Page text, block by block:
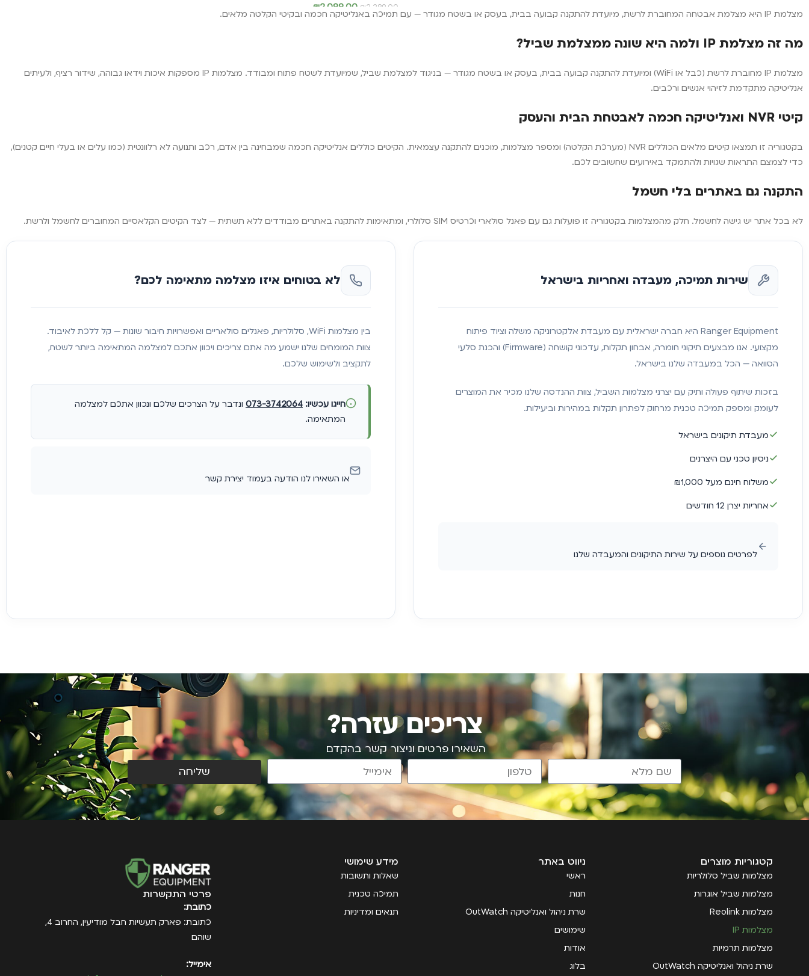
₪2,289.00
₪2,099.00
מצלמת IP היא מצלמת אבטחה המחוברת לרשת, מיועדת להתקנה קבועה בבית, בעסק או בשטח מגודר — עם תמיכה באנליטיקה חכמה ובקיטי הקלטה מלאים.
מה זה מצלמת IP ולמה היא שונה ממצלמת שביל?
מצלמת IP מחוברת לרשת (כבל או WiFi) ומיועדת להתקנה קבועה בבית, בעסק או בשטח מגודר — בניגוד למצלמת שביל, שמיועדת לשטח פתוח ומבודד. מצלמות IP מספקות איכות וידאו גבוהה, שידור רציף, ולעיתים
אנליטיקה מתקדמת לזיהוי אנשים ורכבים.
קיטי NVR ואנליטיקה חכמה לאבטחת הבית והעסק
בקטגוריה זו תמצאו קיטים מלאים הכוללים NVR (מערכת הקלטה) ומספר מצלמות, מוכנים להתקנה עצמאית. הקיטים כוללים אנליטיקה חכמה שמבחינה בין אדם, רכב ותנועה לא רלוונטית (כמו עלים או בעלי חיים קטנים),
כדי לצמצם התראות שגויות ולהתמקד באירועים שחשובים לכם.
התקנה גם באתרים בלי חשמל
לא בכל אתר יש גישה לחשמל. חלק מהמצלמות בקטגוריה זו פועלות גם עם פאנל סולארי וכרטיס SIM סלולרי, ומתאימות להתקנה באתרים מבודדים ללא תשתית — לצד הקיטים הקלאסיים המחוברים לחשמל ולרשת.
שירות תמיכה, מעבדה ואחריות בישראל
Ranger Equipment היא חברה ישראלית עם מעבדת אלקטרוניקה משלה וציוד פיתוח
מקצועי. אנו מבצעים תיקוני חומרה, אבחון תקלות, עדכוני קושחה (Firmware) והכנת סלעי
הסוואה — הכל במעבדה שלנו בישראל.
בזכות שיתוף פעולה ותיק עם יצרני מצלמות השביל, צוות ההנדסה שלנו מכיר את המוצרים
לעומק ומספק תמיכה טכנית מרחוק לפתרון תקלות במהירות וביעילות.
מעבדת תיקונים בישראל
ניסיון טכני עם היצרנים
משלוח חינם מעל ₪1,000
אחריות יצרן 12 חודשים
לפרטים נוספים על שירות התיקונים והמעבדה שלנו
לא בטוחים איזו מצלמה מתאימה לכם?
בין מצלמות WiFi, סלולריות, פאנלים סולאריים ואפשרויות חיבור שונות — קל ללכת לאיבוד.
צוות המומחים שלנו ישמע מה אתם צריכים ויכוון אתכם למצלמה המתאימה ביותר לשטח,
לתקציב ולשימוש שלכם.
חייגו עכשיו: 073-3742064 ונדבר על הצרכים שלכם ונכוון אתכם למצלמה
המתאימה.
או השאירו לנו הודעה בעמוד יצירת קשר
שליחה
צריכים עזרה?
השאירו פרטים וניצור קשר בהקדם
קטגוריות מוצרים
מצלמות שביל סלולריות
מצלמות שביל אוגרות
מצלמות Reolink
מצלמות IP
מצלמות תרמיות
שרת ניהול ואנליטיקה OutWatch
ניווט באתר
ראשי
חנות
שרת ניהול ואנליטיקה OutWatch
שימושים
אודות
בלוג
מידע שימושי
שאלות ותשובות
תמיכה טכנית
תנאים ומדיניות
פרטי התקשרות
כתובת:
כתובת: פארק תעשיות חבל מודיעין, החרוב 4,
שוהם
אימייל: